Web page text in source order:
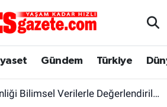
Gündem Türkiye
Bilimsel Verilerle Değerlendirilmeli
Eczaneler